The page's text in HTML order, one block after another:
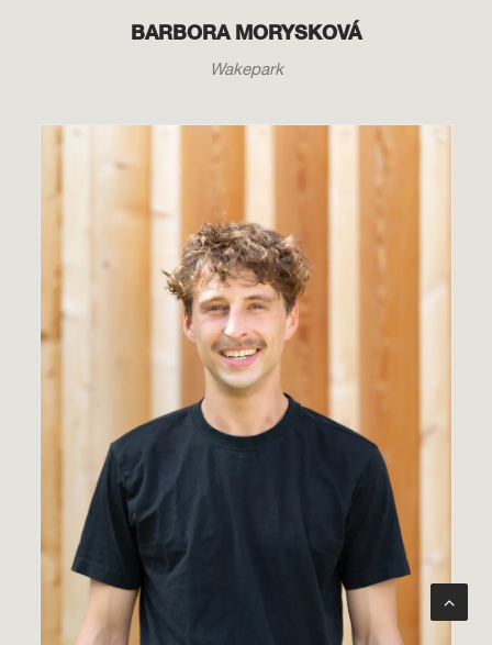
BARBORA MORYSKOVÁ
Wakepark